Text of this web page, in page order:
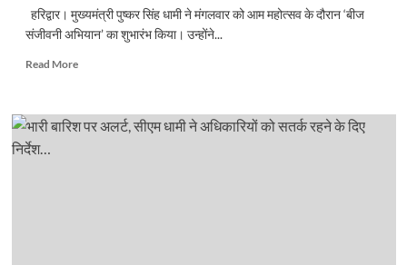
हरिद्वार। मुख्यमंत्री पुष्कर सिंह धामी ने मंगलवार को आम महोत्सव के दौरान ‘बीज
संजीवनी अभियान’ का शुभारंभ किया। उन्होंने...
Read MoreRead
सीएम
धामी